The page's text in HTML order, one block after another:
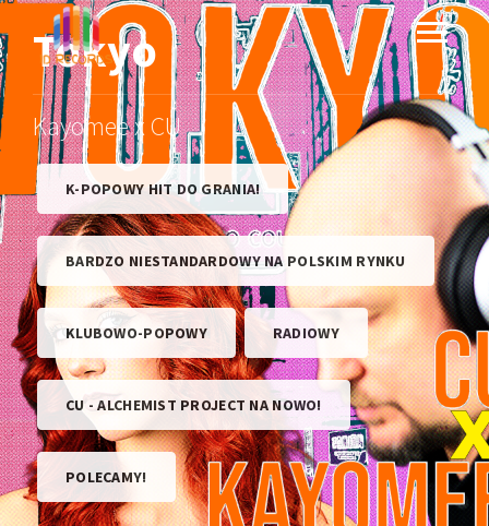
Tokyo
Kayomee x CU
K-POPOWY HIT DO GRANIA!
BARDZO NIESTANDARDOWY NA POLSKIM RYNKU
KLUBOWO-POPOWY RADIOWY
CU - ALCHEMIST PROJECT NA NOWO!
POLECAMY!